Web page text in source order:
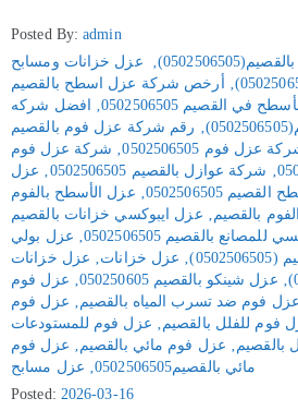
Posted By:admin
‚
عزل خزانات ومسابح
‚
أرخص شركة عزل اسطح بالقصيم
في القصيم 0502506505 ‚
افضل شركه
‚ رقم شركة عزل فوم بالقصيم
عزل فوم 0502506505 ‚ شركة عزل فوم
‚ شركة عوازل بالقصيم 0502506505 ‚ عزل
0502506505
‚ عزل الأسطح بالفوم
بالقصيم‚ عزل ايبوكسي خزانات بالقصيم
بالقصيم 0502506505 ‚ عزل بولي
‚ عزل خزانات‚ عزل خزانات
‚ عزل شينكو بالقصيم 050250605 ‚ عزل فوم
عزل فوم ضد تسرب المياه بالقصيم‚ عزل فوم
فوم للفلل بالقصيم‚ عزل فوم للمستودعات
بالقصيم‚ عزل فوم مائي بالقصيم‚ عزل فوم
مائي بالقصيم0502506505
‚ عزل مسابح
Posted: 2026-03-16